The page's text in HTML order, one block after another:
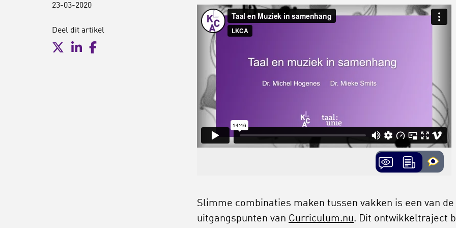
23-03-2020
Deel dit artikel
Slimme combinaties maken tussen vakken is een van de
uitgangspunten van Curriculum.nu. Dit ontwikkeltraject